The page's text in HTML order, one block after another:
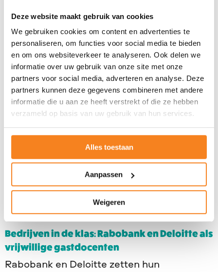
Deze website maakt gebruik van cookies
We gebruiken cookies om content en advertenties te
personaliseren, om functies voor social media te bieden
en om ons websiteverkeer te analyseren. Ook delen we
informatie over uw gebruik van onze site met onze
partners voor social media, adverteren en analyse. Deze
partners kunnen deze gegevens combineren met andere
informatie die u aan ze heeft verstrekt of die ze hebben
verzameld op basis van uw gebruik van hun services.
Alles toestaan
Aanpassen
Weigeren
Dat is in de huidige tijd niet meer. Nu
draait het vooral om snel geld
verdienen.
De kracht van deze gastlessen over
financiën zit ook juist in de samenwerking
tussen de drie bedrijven. ‘We hadden ieder
apart iets kunnen opzetten, maar juist
samen vergroten we die impact. Door onze
krachten te bundelen naar de scholen toe,
kunnen we een heel mooi pakket met
gastlessen over verschillende thema’s
aanbieden, waaronder financiële educatie’
aldus Josine (Deloitte).
Bedrijven in de klas: Rabobank en Deloitte als
vrijwillige gastdocenten
Rabobank en Deloitte zetten hun